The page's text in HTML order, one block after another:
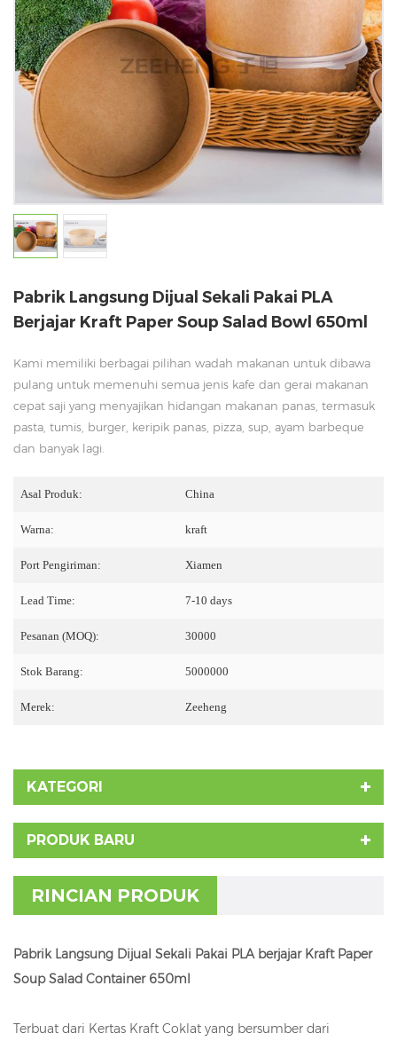
Pabrik Langsung Dijual Sekali Pakai PLA
Berjajar Kraft Paper Soup Salad Bowl 650ml
Kami memiliki berbagai pilihan wadah makanan untuk dibawa
pulang untuk memenuhi semua jenis kafe dan gerai makanan
cepat saji yang menyajikan hidangan makanan panas, termasuk
pasta, tumis, burger, keripik panas, pizza, sup, ayam barbeque
dan banyak lagi.
Asal Produk: China
Warna: kraft
Port Pengiriman: Xiamen
Lead Time: 7-10 days
Pesanan (MOQ): 30000
Stok Barang: 5000000
Merek: Zeeheng
KATEGORI
PRODUK BARU
RINCIAN PRODUK
Pabrik Langsung Dijual Sekali Pakai PLA berjajar Kraft Paper
Soup Salad Container 650ml
Terbuat dari Kertas Kraft Coklat yang bersumber dari